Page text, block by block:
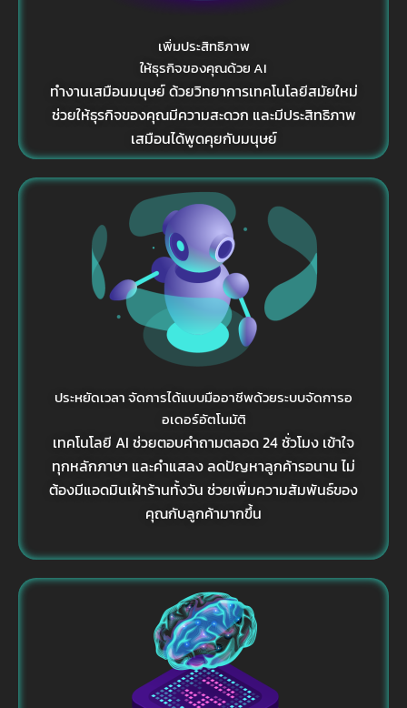
เพิ่มประสิทธิภาพ
ให้ธุรกิจของคุณด้วย AI
ทำงานเสมือนมนุษย์ ด้วยวิทยาการเทคโนโลยีสมัยใหม่
ช่วยให้ธุรกิจของคุณมีความสะดวก และมีประสิทธิภาพ
เสมือนได้พูดคุยกับมนุษย์
ประหยัดเวลา จัดการได้แบบมืออาชีพด้วยระบบจัดการอ
อเดอร์อัตโนมัติ
เทคโนโลยี AI ช่วยตอบคำถามตลอด 24 ชั่วโมง เข้าใจ
ทุกหลักภาษา และคำแสลง ลดปัญหาลูกค้ารอนาน ไม่
ต้องมีแอดมินเฝ้าร้านทั้งวัน ช่วยเพิ่มความสัมพันธ์ของ
คุณกับลูกค้ามากขึ้น